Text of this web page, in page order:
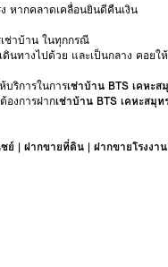
หากคลาดเคลื่อนยินดีคืนเงิน
ช่าบ้าน ในทุกกรณี
นทางไปด้วย และเป็นกลาง คอยใ
ริการในการเช่าบ้าน BTS เคหะส
องการฝากเช่าบ้าน BTS เคหะสมุท
ย์ | ฝากขายที่ดิน | ฝากขายโรงงาน